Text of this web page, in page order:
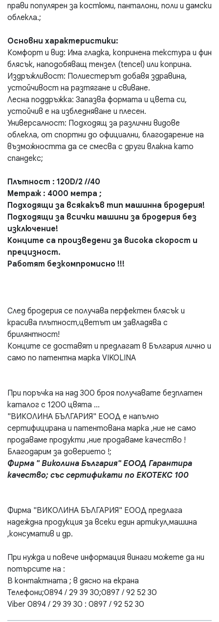
прави популярен за костюми, панталони, поли и дамски
облекла.;
Основни характеристики:
Комфорт и вид: Има гладка, копринена текстура и фин
блясък, наподобяващ тензел (tencel) или коприна.
Издръжливост: Полиестерът добавя здравина,
устойчивост на разтягане и свиване.
Лесна поддръжка: Запазва формата и цвета си,
устойчив е на избледняване и плесен.
Универсалност: Подходящ за различни видове
облекла, от спортни до официални, благодарение на
възможността да се смесва с други влакна като
спандекс;
Плътност : 120D/2 //40
Метраж : 4000 метра ;
Подходящи за всякакъв тип машинна бродерия!
Подходящи за всички машини за бродерия без
изключение!
Конците са произведени за висока скорост и
прецизност.
Работят безкомпромисно !!!
След бродерия се получава перфектен блясък и
красива плътност,цветът им завладява с
брилянтност!
Конците се доставят и предлагат в България лично и
само по патентна марка VIKOLINA
При поръчка на над 300 броя получавате безплатен
каталог с 1200 цвята ...
"ВИКОЛИНА БЪЛГАРИЯ" ЕООД е напълно
сертифицирана и патентована марка ,ние не само
продаваме продукти ,ние продаваме качество !
Благодарим за доверието !;
Фирма " Виколина България" ЕООД Гарантира
качество; със сертификати по ЕКОТЕКС 100
Фирма "ВИКОЛИНА БЪЛГАРИЯ" ЕООД предлага
надеждна продукция за всеки един артикул,машина
,консуматив и др.
При нужда и повече информация винаги можете да ни
потърсите на :
В контактната ; в дясно на екрана
Телефони;0894 / 29 39 30;0897 / 92 52 30
Viber 0894 / 29 39 30 : 0897 / 92 52 30